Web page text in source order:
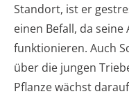
Standort, ist er
einen Befall, da
funktionieren. Auch
über die jungen
Pflanze wächst